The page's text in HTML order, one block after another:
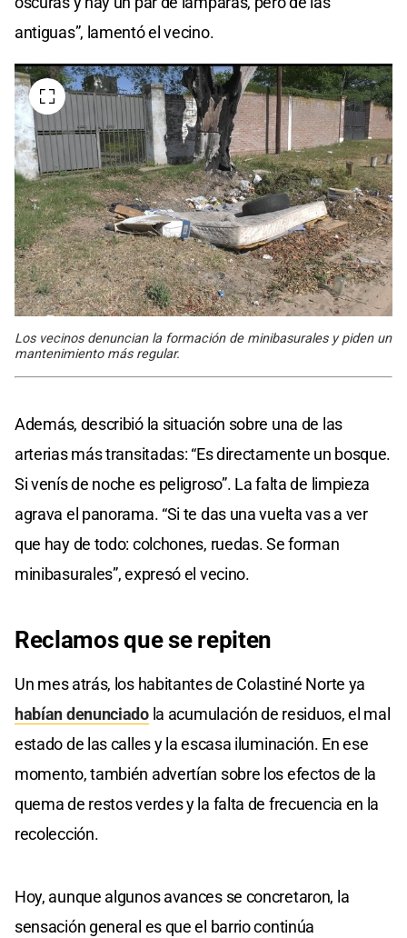
antiguas”, lamentó el vecino.
Los vecinos denuncian la formación de minibasurales y piden un
mantenimiento más regular.
Además, describió la situación sobre una de las
arterias más transitadas: “Es directamente un bosque.
Si venís de noche es peligroso”. La falta de limpieza
agrava el panorama. “Si te das una vuelta vas a ver
que hay de todo: colchones, ruedas. Se forman
minibasurales”, expresó el vecino.
Reclamos que se repiten
Un mes atrás, los habitantes de Colastiné Norte ya
habían denunciadola acumulación de residuos, el mal
estado de las calles y la escasa iluminación. En ese
momento, también advertían sobre los efectos de la
quema de restos verdes y la falta de frecuencia en la
recolección.
Hoy, aunque algunos avances se concretaron, la
sensación general es que el barrio continúa